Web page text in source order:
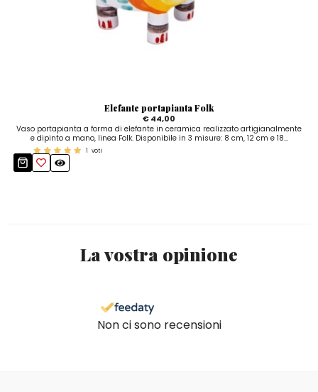
Elefante portapianta Folk
€ 44,00
Vaso portapianta a forma di elefante in ceramica realizzato artigianalmente
e dipinto a mano, linea Folk. Disponibile in 3 misure: 8 cm, 12 cm e 18...
1 voti
La vostra opinione
Non ci sono recensioni